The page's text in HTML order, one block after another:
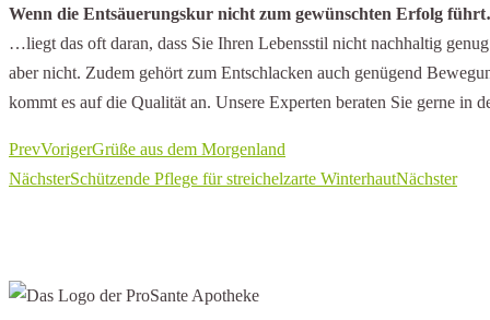
Wenn die Entsäuerungskur nicht zum gewünschten Erfolg
…liegt das oft daran, dass Sie Ihren Lebensstil nicht nachhaltig
aber nicht. Zudem gehört zum Entschlacken auch genügend
kommt es auf die Qualität an. Unsere Experten beraten Sie gerne in
PrevVorigerGrüße aus dem Morgenland
NächsterSchützende Pflege für streichelzarte WinterhautNächster